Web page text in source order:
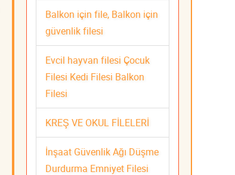
Balkon için file, Balkon için
güvenlik filesi
Evcil hayvan filesi Çocuk
Filesi Kedi Filesi Balkon
Filesi
KREŞ VE OKUL FİLELERİ
İnşaat Güvenlik Ağı Düşme
Durdurma Emniyet Filesi